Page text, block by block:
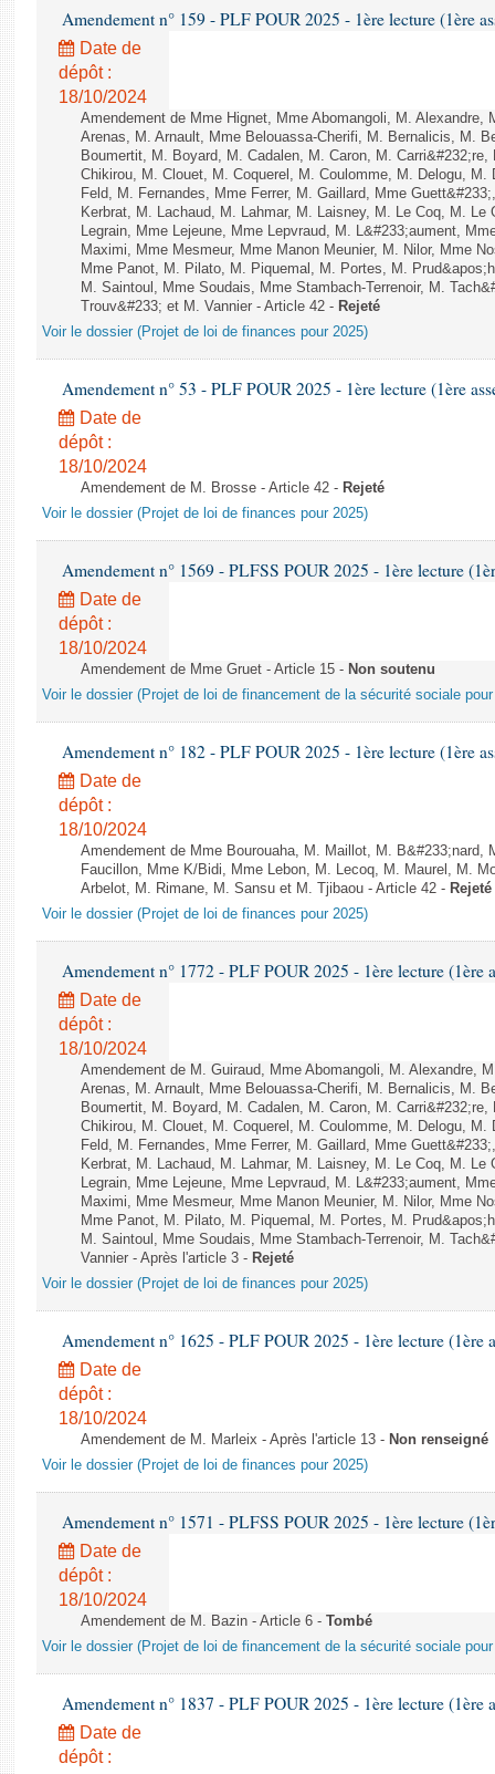
Comptes rendus des débats
Amendement n° 159 - PLF POUR 2025 - 1ère lecture (1ère
Date de
dépôt :
18/10/2024
Amendement de Mme Hignet, Mme Abomangoli, M. Alexandre,
Arenas, M. Arnault, Mme Belouassa-Cherifi, M. Bernalicis, M.
Boumertit, M. Boyard, M. Cadalen, M. Caron, M.
Chikirou, M. Clouet, M. Coquerel, M. Coulomme, M. Delogu, M.
Feld, M. Fernandes, Mme Ferrer, M. Gaillard, Mme
Kerbrat, M. Lachaud, M. Lahmar, M. Laisney, M. Le Coq, M. Le
Legrain, Mme Lejeune, Mme Lepvraud, M. L&#233;aument,
Maximi, Mme Mesmeur, Mme Manon Meunier, M. Nilor, Mme
Mme Panot, M. Pilato, M. Piquemal, M. Portes, M.
M. Saintoul, Mme Soudais, Mme Stambach-Terrenoir, M.
Trouv&#233; et M. Vannier - Article 42 - Rejeté
Voir le dossier (Projet de loi de finances pour 2025)
Amendement n° 53 - PLF POUR 2025 - 1ère lecture (1ère
Date de
dépôt :
18/10/2024
Amendement de M. Brosse - Article 42 - Rejeté
Voir le dossier (Projet de loi de finances pour 2025)
Amendement n° 1569 - PLFSS POUR 2025 - 1ère lecture
Date de
dépôt :
18/10/2024
Amendement de Mme Gruet - Article 15 - Non soutenu
Voir le dossier (Projet de loi de financement de la sécurité sociale pour
Amendement n° 182 - PLF POUR 2025 - 1ère lecture (1ère
Date de
dépôt :
18/10/2024
Amendement de Mme Bourouaha, M. Maillot, M. B&#233;nard,
Faucillon, Mme K/Bidi, Mme Lebon, M. Lecoq, M. Maurel, M.
Arbelot, M. Rimane, M. Sansu et M. Tjibaou - Article 42 - Rejeté
Voir le dossier (Projet de loi de finances pour 2025)
Amendement n° 1772 - PLF POUR 2025 - 1ère lecture (1ère
Date de
dépôt :
18/10/2024
Amendement de M. Guiraud, Mme Abomangoli, M. Alexandre,
Arenas, M. Arnault, Mme Belouassa-Cherifi, M. Bernalicis, M.
Boumertit, M. Boyard, M. Cadalen, M. Caron, M.
Chikirou, M. Clouet, M. Coquerel, M. Coulomme, M. Delogu, M.
Feld, M. Fernandes, Mme Ferrer, M. Gaillard, Mme
Kerbrat, M. Lachaud, M. Lahmar, M. Laisney, M. Le Coq, M. Le
Legrain, Mme Lejeune, Mme Lepvraud, M. L&#233;aument,
Maximi, Mme Mesmeur, Mme Manon Meunier, M. Nilor, Mme
Mme Panot, M. Pilato, M. Piquemal, M. Portes, M.
M. Saintoul, Mme Soudais, Mme Stambach-Terrenoir, M.
Vannier - Après l'article 3 - Rejeté
Voir le dossier (Projet de loi de finances pour 2025)
Amendement n° 1625 - PLF POUR 2025 - 1ère lecture (1ère
Date de
dépôt :
18/10/2024
Amendement de M. Marleix - Après l'article 13 - Non renseigné
Voir le dossier (Projet de loi de finances pour 2025)
Amendement n° 1571 - PLFSS POUR 2025 - 1ère lecture
Date de
dépôt :
18/10/2024
Amendement de M. Bazin - Article 6 - Tombé
Voir le dossier (Projet de loi de financement de la sécurité sociale pour
Amendement n° 1837 - PLF POUR 2025 - 1ère lecture (1ère
Date de
dépôt :